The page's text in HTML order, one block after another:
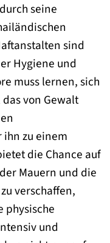
seine
sind
Hygiene und
muss lernen, sich
von Gewalt
zu einem
die Chance auf
Mauern und die
verschaffen,
physische
und